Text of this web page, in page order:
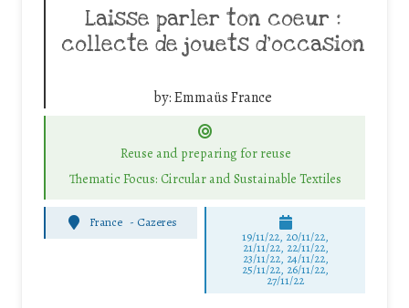
Laisse parler ton coeur :
collecte de jouets d’occasion
by:Emmaüs France
Reuse and preparing for reuse
Thematic Focus: Circular and Sustainable Textiles
France - Cazeres
19/11/22, 20/11/22,
21/11/22, 22/11/22,
23/11/22, 24/11/22,
25/11/22, 26/11/22,
27/11/22